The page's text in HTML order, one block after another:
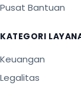
Pusat Bantuan
KATEGORI
Keuangan
Legalitas